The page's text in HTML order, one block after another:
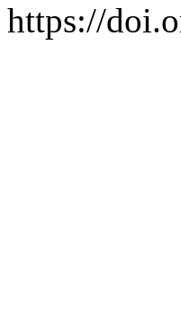
https://